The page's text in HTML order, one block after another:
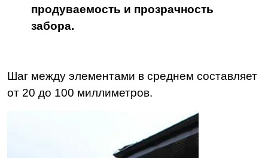
продуваемость и прозрачность
забора.
Шаг между элементами в среднем составляет
от 20 до 100 миллиметров.